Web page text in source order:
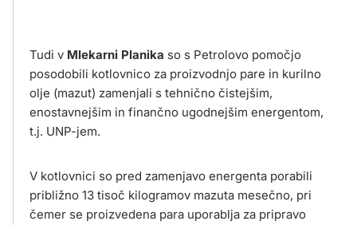
Tudi v Mlekarni Planika so s Petrolovo pomočjo
posodobili kotlovnico za proizvodnjo pare in kurilno
olje (mazut) zamenjali s tehnično čistejšim,
enostavnejšim in finančno ugodnejšim energentom,
t.j. UNP-jem.
V kotlovnici so pred zamenjavo energenta porabili
približno 13 tisoč kilogramov mazuta mesečno, pri
čemer se proizvedena para uporablja za pripravo